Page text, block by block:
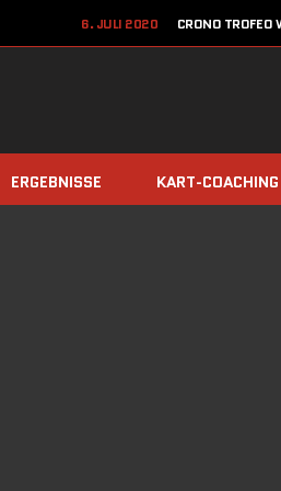
6. JULI 2020
CRONO
8. DEZEMBER 2019
TEAM
ERGEBNISSE KART-COACHING